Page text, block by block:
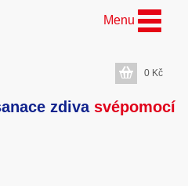
zdiva svépomocí
Menu
0 Kč